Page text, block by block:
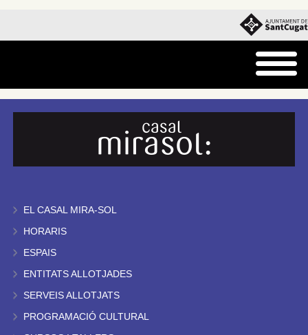
EL CASAL MIRA-SOL
HORARIS
ESPAIS
ENTITATS ALLOTJADES
SERVEIS ALLOTJATS
PROGRAMACIÓ CULTURAL